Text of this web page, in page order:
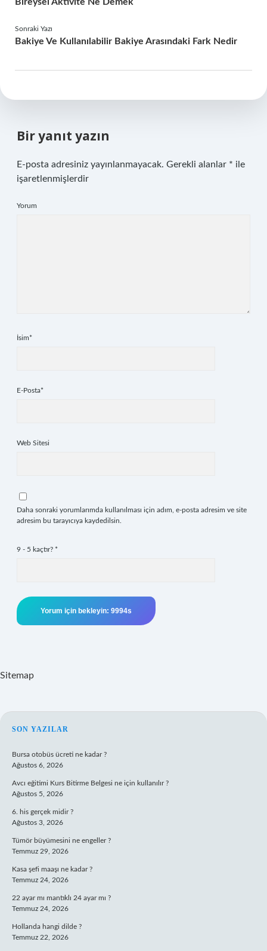
Sonraki Yazı
Bakiye Ve Kullanılabilir Bakiye Arasındaki Fark Nedir
Bir yanıt yazın
E-posta adresiniz yayınlanmayacak. Gerekli alanlar * ile
işaretlenmişlerdir
Yorum
İsim*
E-Posta*
Web Sitesi
Daha sonraki yorumlarımda kullanılması için adım, e-posta adresim ve site
adresim bu tarayıcıya kaydedilsin.
9 - 5 kaçtır? *
Sitemap
SIDEBAR
SON YAZILAR
Bursa otobüs ücreti ne kadar ?
Ağustos 6, 2026
Avcı eğitimi Kurs Bitirme Belgesi ne için kullanılır ?
Ağustos 5, 2026
6. his gerçek midir ?
Ağustos 3, 2026
Tümör büyümesini ne engeller ?
Temmuz 29, 2026
Kasa şefi maaşı ne kadar ?
Temmuz 24, 2026
22 ayar mı mantıklı 24 ayar mı ?
Temmuz 24, 2026
Hollanda hangi dilde ?
Temmuz 22, 2026